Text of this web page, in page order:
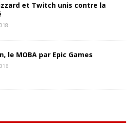
et Twitch unis contre la
le MOBA par Epic Games